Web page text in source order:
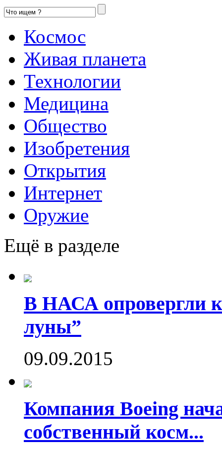
Космос
Живая планета
Технологии
Медицина
Общество
Изобретения
Открытия
Интернет
Оружие
Ещё в разделе
В НАСА опровергли
луны”
09.09.2015
Компания Boeing
собственный косм...